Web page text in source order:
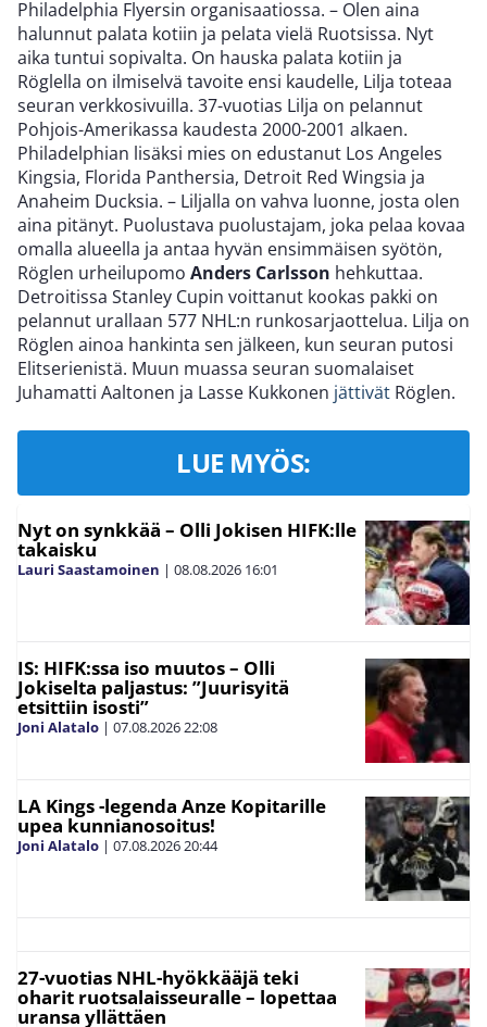
Philadelphia Flyersin organisaatiossa. – Olen aina
halunnut palata kotiin ja pelata vielä Ruotsissa. Nyt
aika tuntui sopivalta. On hauska palata kotiin ja
Röglella on ilmiselvä tavoite ensi kaudelle, Lilja toteaa
seuran verkkosivuilla. 37-vuotias Lilja on pelannut
Pohjois-Amerikassa kaudesta 2000-2001 alkaen.
Philadelphian lisäksi mies on edustanut Los Angeles
Kingsia, Florida Panthersia, Detroit Red Wingsia ja
Anaheim Ducksia. – Liljalla on vahva luonne, josta olen
aina pitänyt. Puolustava puolustajam, joka pelaa kovaa
omalla alueella ja antaa hyvän ensimmäisen syötön,
Röglen urheilupomo Anders Carlsson hehkuttaa.
Detroitissa Stanley Cupin voittanut kookas pakki on
pelannut urallaan 577 NHL:n runkosarjaottelua. Lilja on
Röglen ainoa hankinta sen jälkeen, kun seuran putosi
Elitserienistä. Muun muassa seuran suomalaiset
Juhamatti Aaltonen ja Lasse Kukkonen jättivät Röglen.
LUE MYÖS:
Nyt on synkkää – Olli Jokisen HIFK:lle
takaisku
Lauri Saastamoinen | 08.08.2026 16:01
IS: HIFK:ssa iso muutos – Olli
Jokiselta paljastus: ”Juurisyitä
etsittiin isosti”
Joni Alatalo | 07.08.202622:08
LA Kings -legenda Anze Kopitarille
upea kunnianosoitus!
Joni Alatalo | 07.08.202620:44
27-vuotias NHL-hyökkääjä teki
oharit ruotsalaisseuralle – lopettaa
uransa yllättäen